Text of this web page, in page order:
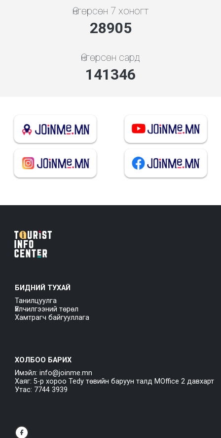
Өнгөрсөн 7 хоногт
28905
Өнгөрсөн сард
141346
БИДНИЙ ТУХАЙ
Танилцуулга
Үйлчилгээний төрөл
Хамтрагч байгууллага
ХОЛБОО БАРИХ
Имэйл: info@joinme.mn
Хаяг: 5-р хороо Tedy төвийн баруун талд MOffice 2 давхарт
Утас: 7744 3939